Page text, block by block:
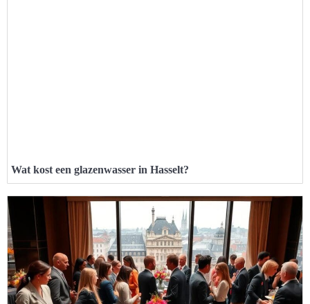
Wat kost een glazenwasser in Hasselt?